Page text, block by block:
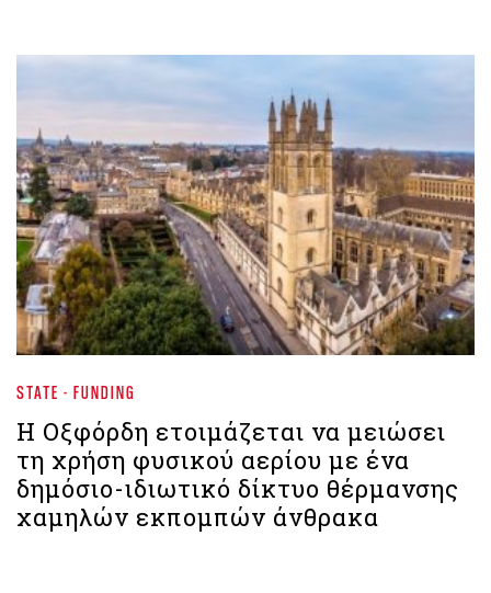
STATE - FUNDING
Η Οξφόρδη ετοιμάζεται να μειώσει
τη χρήση φυσικού αερίου με ένα
δημόσιο-ιδιωτικό δίκτυο θέρμανσης
χαμηλών εκπομπών άνθρακα